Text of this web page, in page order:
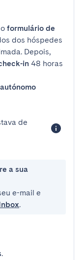
formulário de
dos hóspedes
Depois,
in 48 horas
de
a sua
e-mail e
.
.